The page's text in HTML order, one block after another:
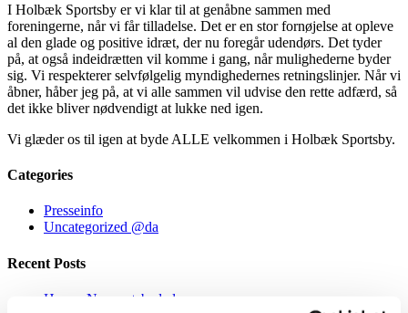
I Holbæk Sportsby er vi klar til at genåbne sammen med
foreningerne, når vi får tilladelse. Det er en stor fornøjelse at opleve
al den glade og positive idræt, der nu foregår udendørs. Det tyder
på, at også indeidrætten vil komme i gang, når mulighederne byder
sig. Vi respekterer selvfølgelig myndighedernes retningslinjer. Når vi
åbner, håber jeg på, at vi alle sammen vil udvise den rette adfærd, så
det ikke bliver nødvendigt at lukke ned igen.
Vi glæder os til igen at byde ALLE velkommen i Holbæk Sportsby.
Categories
Presseinfo
Uncategorized @da
Recent Posts
Happy Nappy + badedyr